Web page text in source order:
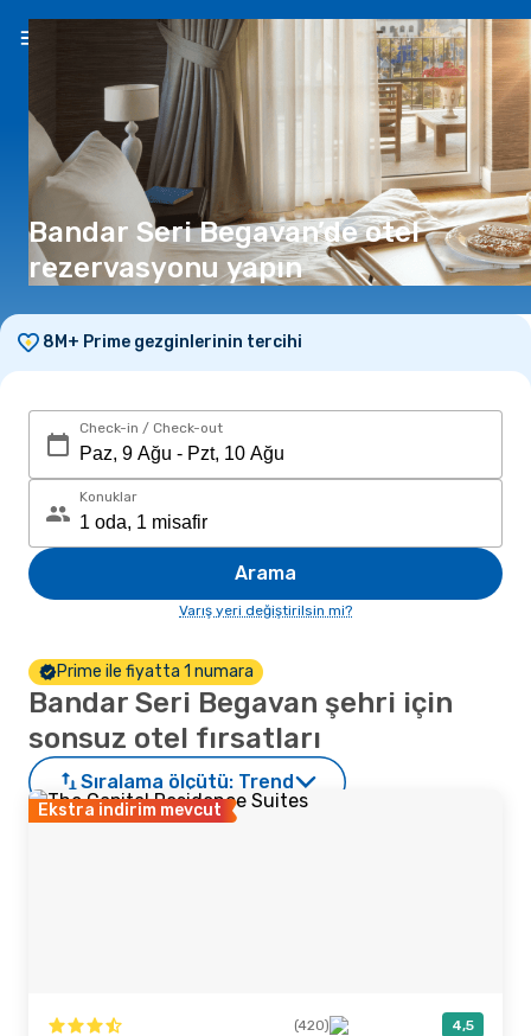
TR(₺)
Bandar Seri Begavan’de otel
rezervasyonu yapın
8M+ Prime gezginlerinin tercihi
Check-in / Check-out
Konuklar
Arama
Varış yeri değiştirilsin mi?
Prime ile fiyatta 1 numara
Bandar Seri Begavan şehri için
sonsuz otel fırsatları
Sıralama ölçütü: Trend
Ekstra indirim mevcut
(420) 4,5